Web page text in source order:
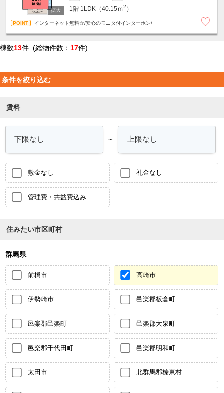
1階 1LDK（40.15ｍ2 ）
インターネット無料☆/安心のモニタ付インターホン/
棟数13件 (総物件数： 17件)
条件を絞り込む
賃料
～
敷金なし 礼金なし
管理費・共益費込み
住みたい市区町村
群馬県
前橋市 高崎市
伊勢崎市 邑楽郡板倉町
邑楽郡邑楽町 邑楽郡大泉町
邑楽郡千代田町 邑楽郡明和町
太田市 北群馬郡榛東村